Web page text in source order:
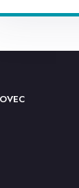
sója IgA,IgG
TPO